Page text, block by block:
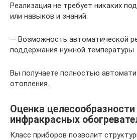
Реализация не требует никаких
или навыков и знаний.
— Возможность автоматической
поддержания нужной температуры
Вы получаете полностью
отопления.
Оценка
инфракрасных
Класс приборов позволит